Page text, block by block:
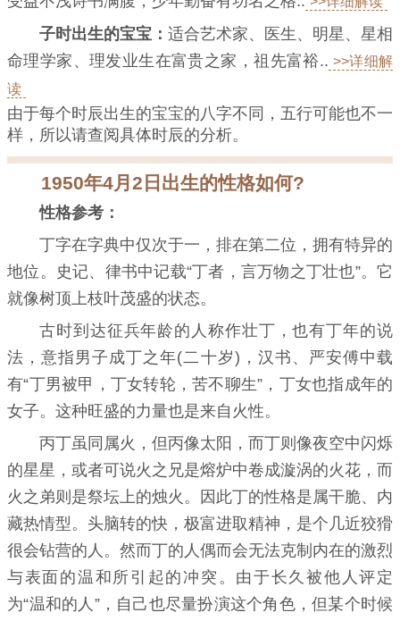
子时出生的宝宝： 适合艺术家、医生、明星、星相
命理学家、理发业生在富贵之家，祖先富裕.. >>详细解
读
由于每个时辰出生的宝宝的八字不同，五行可能也不一
样，所以请查阅具体时辰的分析。
1950年4月2日出生的性格如何?
性格参考：
丁字在字典中仅次于一，排在第二位，拥有特异的
地位。史记、律书中记载“丁者，言万物之丁壮也”。它
就像树顶上枝叶茂盛的状态。
古时到达征兵年龄的人称作壮丁，也有丁年的说
法，意指男子成丁之年(二十岁)，汉书、严安傅中载
有“丁男被甲，丁女转轮，苦不聊生”，丁女也指成年的
女子。这种旺盛的力量也是来自火性。
丙丁虽同属火，但丙像太阳，而丁则像夜空中闪烁
的星星，或者可说火之兄是熔炉中卷成漩涡的火花，而
火之弟则是祭坛上的烛火。因此丁的性格是属干脆、内
藏热情型。头脑转的快，极富进取精神，是个几近狡猾
很会钻营的人。然而丁的人偶而会无法克制内在的激烈
与表面的温和所引起的冲突。由于长久被他人评定
为“温和的人”，自己也尽量扮演这个角色，但某个时候